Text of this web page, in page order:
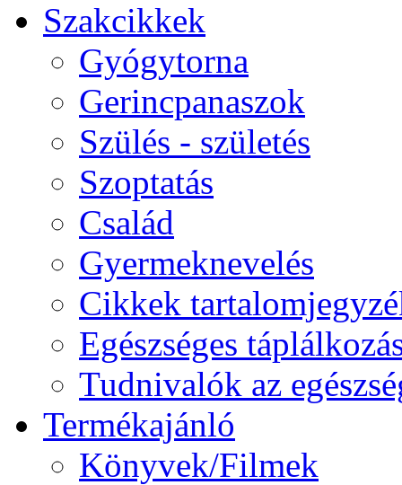
Szakcikkek
Gyógytorna
Gerincpanaszok
Szülés - születés
Szoptatás
Család
Gyermeknevelés
Cikkek
Egészséges
Tudnivalók az
Termékajánló
Könyvek/Filmek